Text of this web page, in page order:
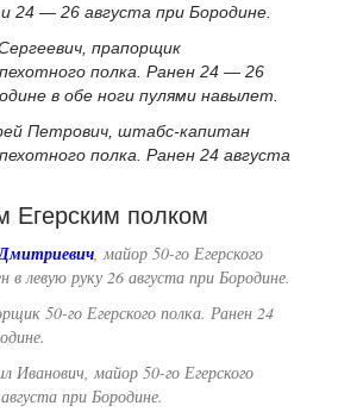
24 — 26 августа при Бородине.
прапорщик
полка. Ранен 24 — 26
в обе ноги пулями навылет.
Петрович, штабс-капитан
полка. Ранен 24 августа
Егерским полком
, майор 50-го Егерского
левую руку 26 августа при Бородине.
50-го Егерского полка. Ранен 24
Иванович, майор 50-го Егерского
при Бородине.